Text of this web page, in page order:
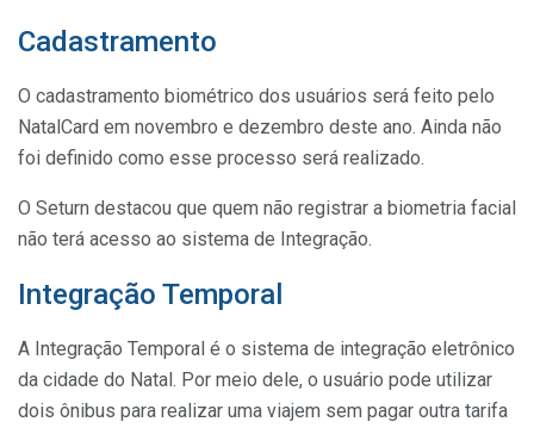
Cadastramento
O cadastramento biométrico dos usuários será feito pelo
NatalCard em novembro e dezembro deste ano. Ainda não
foi definido como esse processo será realizado.
O Seturn destacou que quem não registrar a biometria facial
não terá acesso ao sistema de Integração.
Integração Temporal
A Integração Temporal é o sistema de integração eletrônico
da cidade do Natal. Por meio dele, o usuário pode utilizar
dois ônibus para realizar uma viajem sem pagar outra tarifa